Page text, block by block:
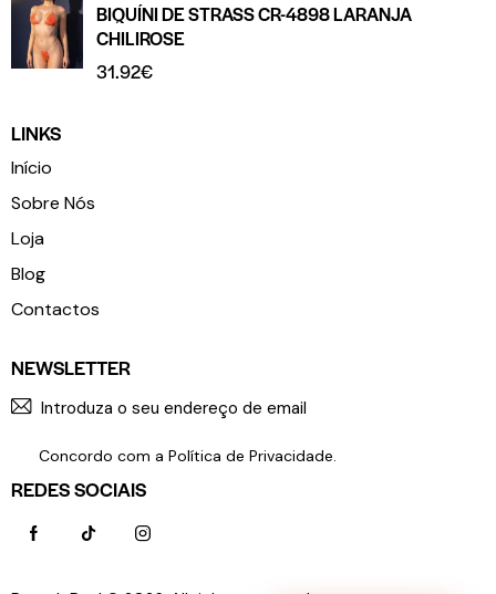
BIQUÍNI DE STRASS CR-4898 LARANJA
CHILIROSE
31.92€
LINKS
Início
Sobre Nós
Loja
Blog
Contactos
NEWSLETTER
Concordo com a Política de Privacidade.
REDES SOCIAIS